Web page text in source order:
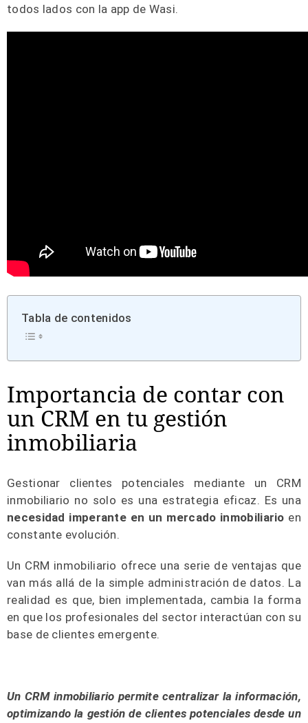
todos lados con la app de Wasi.
Tabla de contenidos
Importancia de contar con
un CRM en tu gestión
inmobiliaria
Gestionar clientes potenciales mediante un CRM
inmobiliario no solo es una estrategia eficaz. Es una
necesidad imperante en un mercado inmobiliario en
constante evolución.
Un CRM inmobiliario ofrece una serie de ventajas que
van más allá de la simple administración de datos. La
realidad es que, bien implementada, cambia la forma
en que los profesionales del sector interactúan con su
base de clientes emergente.
Un CRM inmobiliario permite centralizar la información,
optimizando la gestión de clientes potenciales desde un